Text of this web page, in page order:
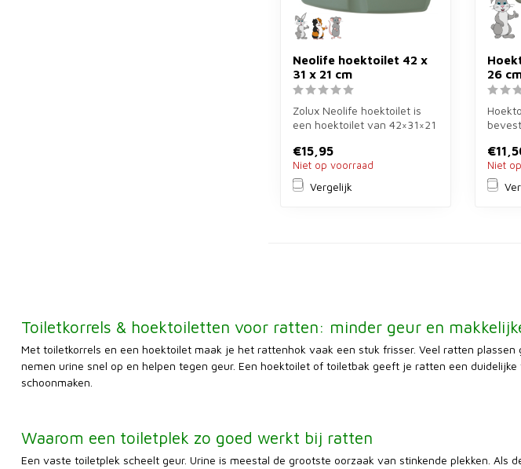
Neolife hoektoilet 42 x
31 x 21 cm
Zolux Neolife hoektoilet is
een hoektoilet van 42×31×21
€15,95
Niet op voorraad
Vergelijk
26
grijs
Niet
Toiletkorrels & hoektoiletten voor ratten: minder geur en
Met toiletkorrels en een hoektoilet maak je het rattenhok vaak een stuk frisser. Veel ratten
nemen urine snel op en helpen tegen geur. Een hoektoilet of toiletbak geeft je ratten een
schoonmaken.
Waarom een toiletplek zo goed werkt bij ratten
Een vaste toiletplek scheelt geur. Urine is meestal de grootste oorzaak van stinkende plekken.